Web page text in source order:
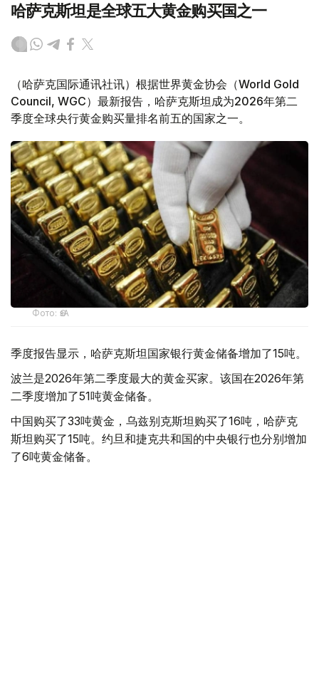
哈萨克斯坦是全球五大黄金购买国之一
（哈萨克国际通讯社讯）根据世界黄金协会（World Gold
Council, WGC）最新报告，哈萨克斯坦成为2026年第二
季度全球央行黄金购买量排名前五的国家之一。
Фото: ӨзА
季度报告显示，哈萨克斯坦国家银行黄金储备增加了15吨。
波兰是2026年第二季度最大的黄金买家。该国在2026年第
二季度增加了51吨黄金储备。
中国购买了33吨黄金，乌兹别克斯坦购买了16吨，哈萨克
斯坦购买了15吨。约旦和捷克共和国的中央银行也分别增加
了6吨黄金储备。